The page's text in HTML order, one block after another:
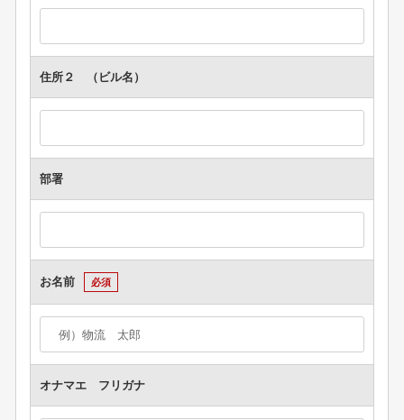
住所２ （ビル名）
部署
お名前 必須
オナマエ フリガナ